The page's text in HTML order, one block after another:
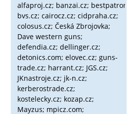
alfaproj.cz; banzai.cz; bestpatron.eu;
bvs.cz; cairocz.cz; cidpraha.cz;
colosus.cz; Česká Zbrojovka;
Dave western guns;
defendia.cz; dellinger.cz;
detonics.com; elovec.cz; guns-
trade.cz; harrant.cz; JGS.cz;
JKnastroje.cz; jk-n.cz;
kerberostrade.cz;
kostelecky.cz; kozap.cz;
Mayzus; mpicz.com;